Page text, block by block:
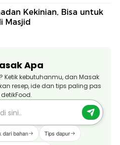
Kekinian, Bisa untuk
Masjid
Apa
kebutuhanmu, dan Masak
resep, ide dan tips paling pas
dari bahan Tips dapur